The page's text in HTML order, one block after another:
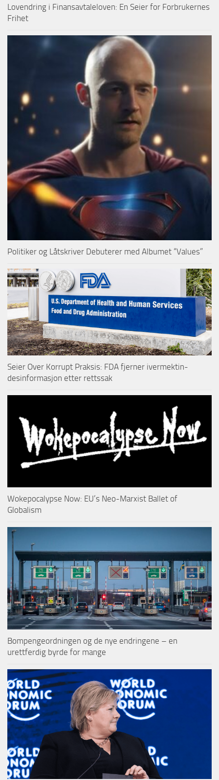
Lovendring i Finansavtaleloven: En Seier for Forbrukernes
Frihet
Politiker og Låtskriver Debuterer med Albumet “Values”
Seier Over Korrupt Praksis: FDA fjerner ivermektin-
desinformasjon etter rettssak
Wokepocalypse Now: EU’s Neo-Marxist Ballet of
Globalism
Bompengeordningen og de nye endringene – en
urettferdig byrde for mange